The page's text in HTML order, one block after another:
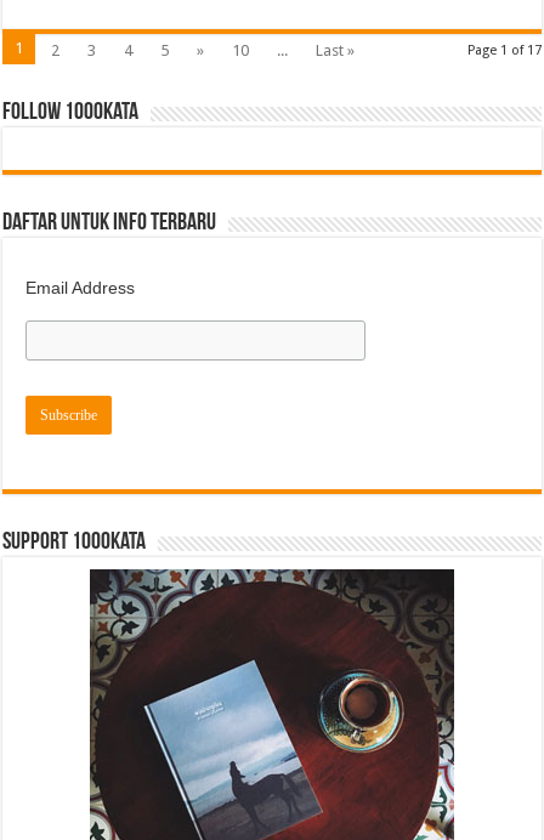
Page 1 of 17
1 2 3 4 5 » 10 ... Last »
FOLLOW 1000kata
DAFTAR UNTUK INFO TERBARU
Email Address
Support 1000kata